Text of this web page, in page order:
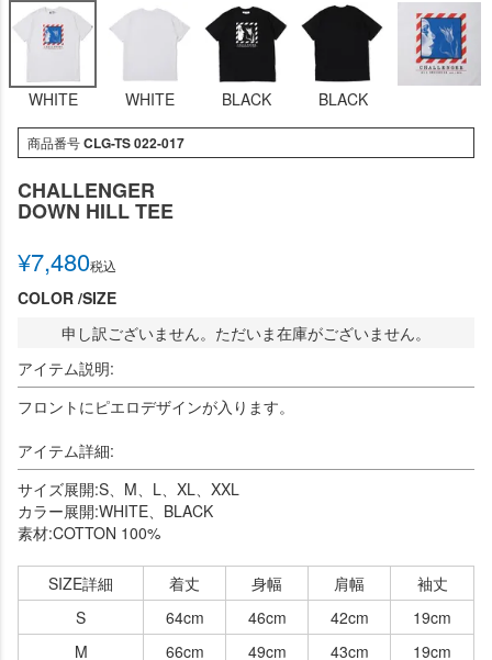
WHITE WHITE BLACK BLACK
商品番号CLG-TS 022-017
CHALLENGER
DOWN HILL TEE
¥7,480税込
COLOR SIZE
申し訳ございません。ただいま在庫がございません。
アイテム説明:
フロントにピエロデザインが入ります。
アイテム詳細:
サイズ展開:S、M、L、XL、XXL
カラー展開:WHITE、BLACK
素材:COTTON 100%
SIZE詳細 着丈 身幅 肩幅
袖丈
S
64cm 46cm 42cm
19cm
M
66cm 49cm 43cm 19cm